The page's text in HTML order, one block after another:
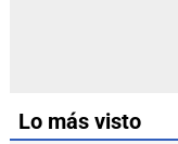
Lo más visto